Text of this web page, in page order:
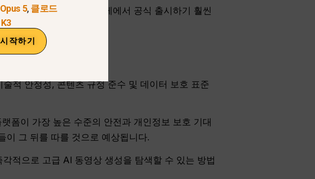
2와 유사한 도구
, 를 칠레에서 공식 출시하기 훨씬
이유
적 안정성, 콘텐츠 규정 준수 및 데이터 보호 표준
폼이 가장 높은 수준의 안전과 개인정보 보호 기대
이 그 뒤를 따를 것으로 예상됩니다.
적으로 고급 AI 동영상 생성을 탐색할 수 있는 방법
5,클로드
작하기